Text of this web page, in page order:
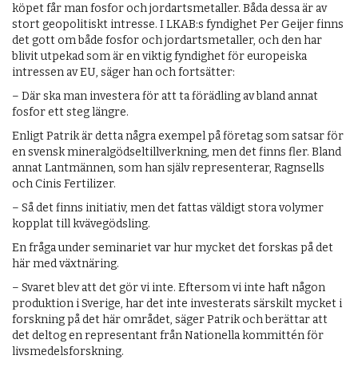
köpet får man fosfor och jordartsmetaller. Båda dessa är av
stort geopolitiskt intresse. I LKAB:s fyndighet Per Geijer finns
det gott om både fosfor och jordartsmetaller, och den har
blivit utpekad som är en viktig fyndighet för europeiska
intressen av EU, säger han och fortsätter:
– Där ska man investera för att ta förädling av bland annat
fosfor ett steg längre.
Enligt Patrik är detta några exempel på företag som satsar för
en svensk mineralgödseltillverkning, men det finns fler. Bland
annat Lantmännen, som han själv representerar, Ragnsells
och Cinis Fertilizer.
– Så det finns initiativ, men det fattas väldigt stora volymer
kopplat till kvävegödsling.
En fråga under seminariet var hur mycket det forskas på det
här med växtnäring.
– Svaret blev att det gör vi inte. Eftersom vi inte haft någon
produktion i Sverige, har det inte investerats särskilt mycket i
forskning på det här området, säger Patrik och berättar att
det deltog en representant från Nationella kommittén för
livsmedelsforskning.